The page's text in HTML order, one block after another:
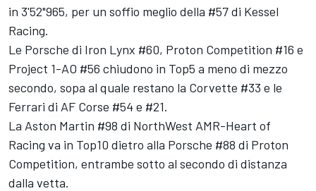
in 3'52"965, per un soffio meglio della #57 di Kessel
Racing.
Le Porsche di Iron Lynx #60, Proton Competition #16 e
Project 1-AO #56 chiudono in Top5 a meno di mezzo
secondo, sopa al quale restano la Corvette #33 e le
Ferrari di AF Corse #54 e #21.
La Aston Martin #98 di NorthWest AMR-Heart of
Racing va in Top10 dietro alla Porsche #88 di Proton
Competition, entrambe sotto al secondo di distanza
dalla vetta.